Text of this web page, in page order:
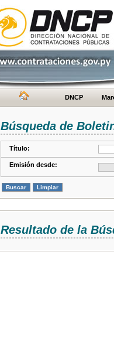
DNCP
Búsqueda de
Título:
Emisión desde:
Resultado de la